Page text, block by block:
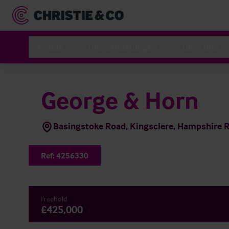
George & Horn
Basingstoke Road, Kingsclere, Hampshire
Ref: 4256330
Freehold
£425,000